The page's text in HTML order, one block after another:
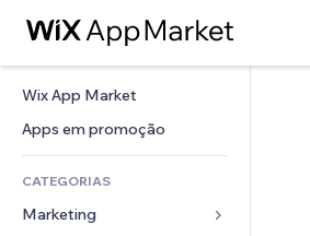
Wix App Market
Apps em promoção
CATEGORIAS
Marketing